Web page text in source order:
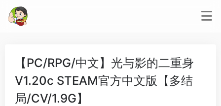
【PC/RPG/中文】光与影的二重身
V1.20c STEAM官方中文版【多结
局/CV/1.9G】